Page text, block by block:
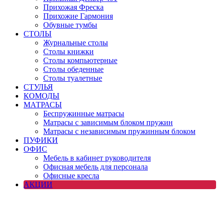
Прихожая Фреска
Прихожие Гармония
Обувные тумбы
СТОЛЫ
Журнальные столы
Столы книжки
Столы компьютерные
Столы обеденные
Столы туалетные
СТУЛЬЯ
КОМОДЫ
МАТРАСЫ
Беспружинные матрасы
Матрасы с зависимым блоком пружин
Матрасы с независимым пружинным блоком
ПУФИКИ
ОФИС
Мебель в кабинет руководителя
Офисная мебель для персонала
Офисные кресла
АКЦИИ